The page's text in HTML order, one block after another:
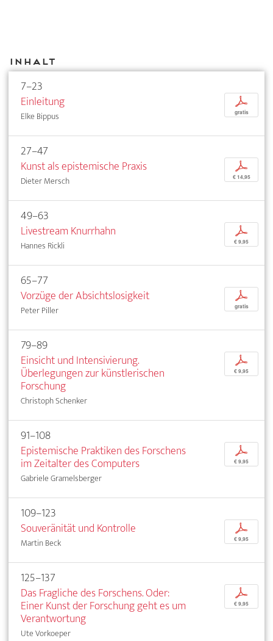
Inhalt
7–23
Einleitung
Elke Bippus
p
gratis
27–47
Kunst als epistemische Praxis
Dieter Mersch
p
€ 14,95
49–63
Livestream Knurrhahn
Hannes Rickli
p
€ 9,95
65–77
Vorzüge der Absichtslosigkeit
Peter Piller
p
gratis
79–89
Einsicht und Intensivierung.
Überlegungen zur künstlerischen
Forschung
Christoph Schenker
p
€ 9,95
91–108
Epistemische Praktiken des Forschens
im Zeitalter des Computers
Gabriele Gramelsberger
p
€ 9,95
109–123
Souveränität und Kontrolle
Martin Beck
p
€ 9,95
125–137
Das Fragliche des Forschens. Oder:
Einer Kunst der Forschung geht es um
Verantwortung
Ute Vorkoeper
p
€ 9,95